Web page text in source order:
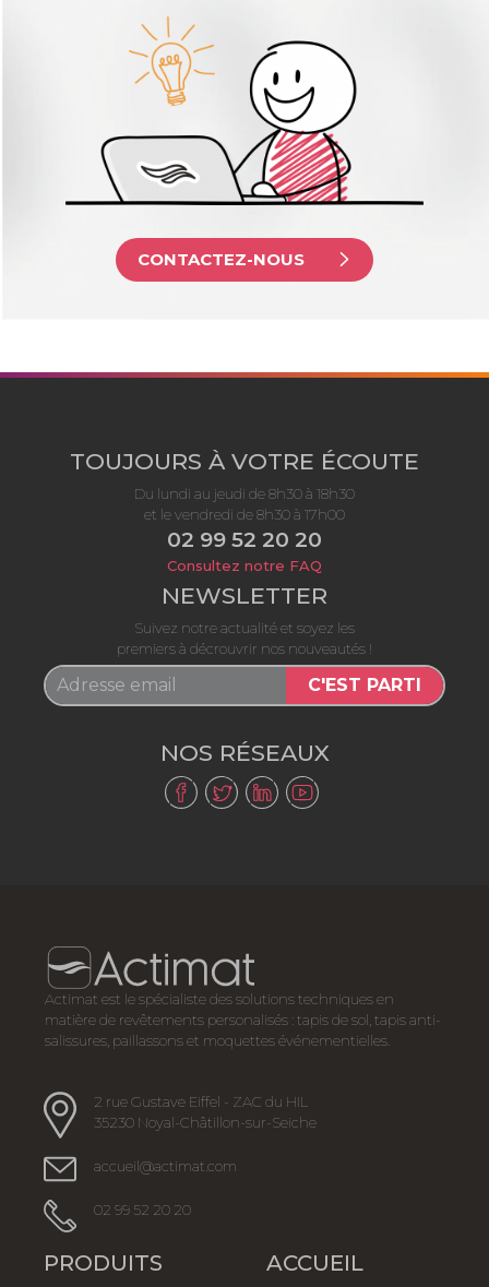
CONTACTEZ-NOUS
TOUJOURS À VOTRE ÉCOUTE
Du lundi au jeudi de 8h30 à 18h30
et le vendredi de 8h30 à 17h00
02 99 52 20 20
Consultez notre FAQ
NEWSLETTER
Suivez notre actualité et soyez les
premiers à décrouvrir nos nouveautés !
C'EST PARTI
NOS RÉSEAUX
Actimat est le spécialiste des solutions techniques en
matière de revêtements personalisés : tapis de sol, tapis anti-
salissures, paillassons et moquettes événementielles.
2 rue Gustave Eiffel - ZAC du HIL
35230 Noyal-Châtillon-sur-Seiche
accueil@actimat.com
02 99 52 20 20
PRODUITS ACCUEIL